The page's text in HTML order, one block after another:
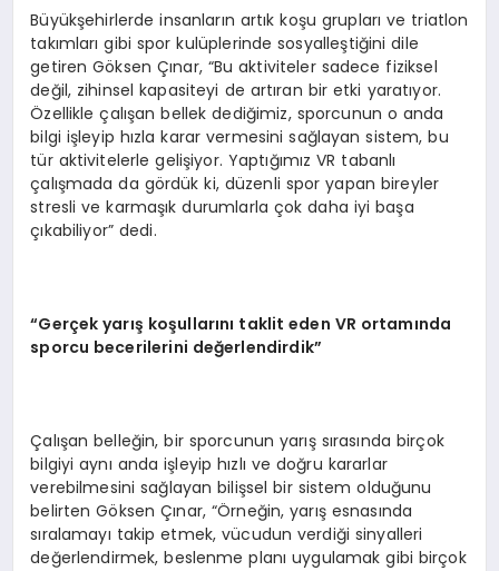
Büyükşehirlerde insanların artık koşu grupları ve triatlon
takımları gibi spor kulüplerinde sosyalleştiğini dile
getiren Göksen Çınar, “Bu aktiviteler sadece fiziksel
değil, zihinsel kapasiteyi de artıran bir etki yaratıyor.
Özellikle çalışan bellek dediğimiz, sporcunun o anda
bilgi işleyip hızla karar vermesini sağlayan sistem, bu
tür aktivitelerle gelişiyor. Yaptığımız VR tabanlı
çalışmada da gördük ki, düzenli spor yapan bireyler
stresli ve karmaşık durumlarla çok daha iyi başa
çıkabiliyor” dedi.
“Gerçek yarış koşullarını taklit eden VR ortamında
sporcu becerilerini değerlendirdik”
Çalışan belleğin, bir sporcunun yarış sırasında birçok
bilgiyi aynı anda işleyip hızlı ve doğru kararlar
verebilmesini sağlayan bilişsel bir sistem olduğunu
belirten Göksen Çınar, “Örneğin, yarış esnasında
sıralamayı takip etmek, vücudun verdiği sinyalleri
değerlendirmek, beslenme planı uygulamak gibi birçok